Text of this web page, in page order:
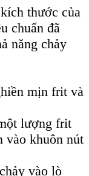
thước của
chuẩn đã
năng chảy
mịn frit và
lượng frit
vào khuôn nút
vào lò